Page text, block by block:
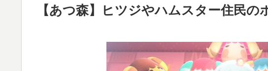
【あつ森】ヒツジやハムスター住民